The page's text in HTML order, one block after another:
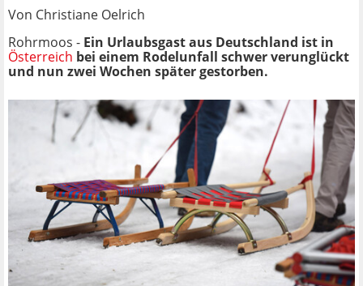
Von Christiane Oelrich
Rohrmoos - Ein Urlaubsgast aus Deutschland ist in
Österreich bei einem Rodelunfall schwer verunglückt
und nun zwei Wochen später gestorben.